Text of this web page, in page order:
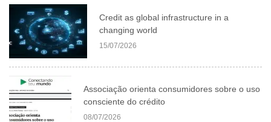
Credit as global infrastructure in a
changing world
15/07/2026
Associação orienta consumidores sobre o uso
consciente do crédito
08/07/2026